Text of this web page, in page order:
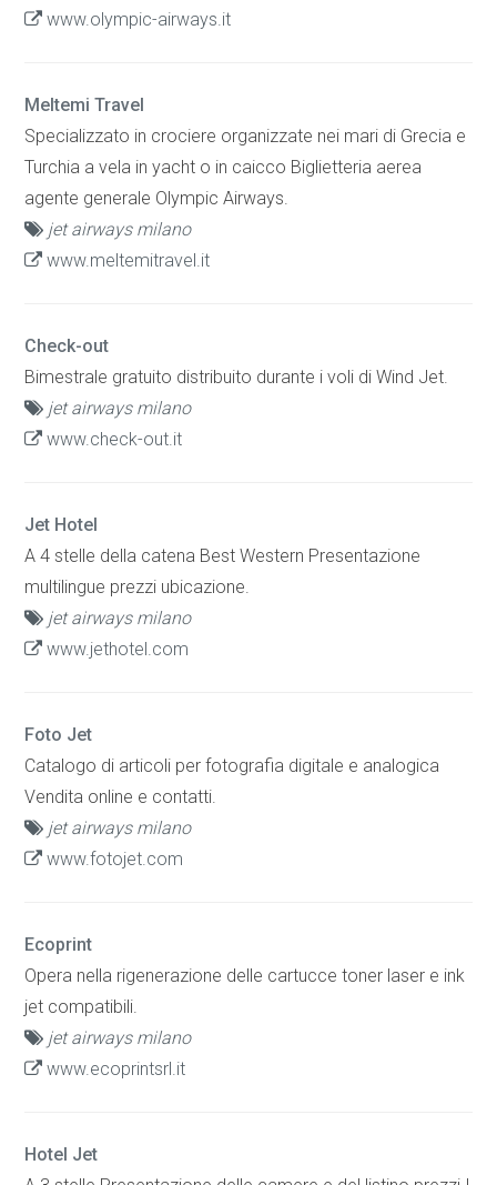
www.olympic-airways.it
Meltemi Travel
Specializzato in crociere organizzate nei mari di Grecia e
Turchia a vela in yacht o in caicco Biglietteria aerea
agente generale Olympic Airways.
jet airways milano
www.meltemitravel.it
Check-out
Bimestrale gratuito distribuito durante i voli di Wind Jet.
jet airways milano
www.check-out.it
Jet Hotel
A 4 stelle della catena Best Western Presentazione
multilingue prezzi ubicazione.
jet airways milano
www.jethotel.com
Foto Jet
Catalogo di articoli per fotografia digitale e analogica
Vendita online e contatti.
jet airways milano
www.fotojet.com
Ecoprint
Opera nella rigenerazione delle cartucce toner laser e ink
jet compatibili.
jet airways milano
www.ecoprintsrl.it
Hotel Jet